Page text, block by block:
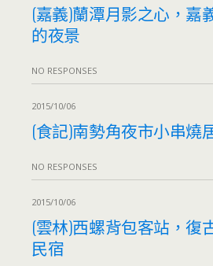
(嘉義)蘭潭月影之心，嘉
的夜景
NO RESPONSES
2015/10/06
(食記)南勢角夜市小串燒
NO RESPONSES
2015/10/06
(雲林)西螺背包客站，復
民宿